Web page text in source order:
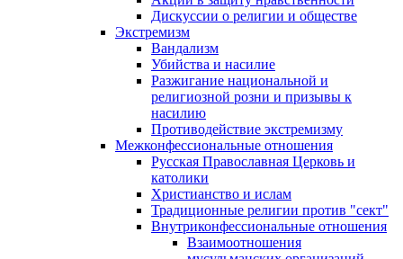
Дискуссии о религии и обществе
Экстремизм
Вандализм
Убийства и насилие
Разжигание национальной и
религиозной розни и призывы к
насилию
Противодействие экстремизму
Межконфессиональные отношения
Русская Православная Церковь и
католики
Христианство и ислам
Традиционные религии против "сект"
Внутриконфессиональные отношения
Взаимоотношения